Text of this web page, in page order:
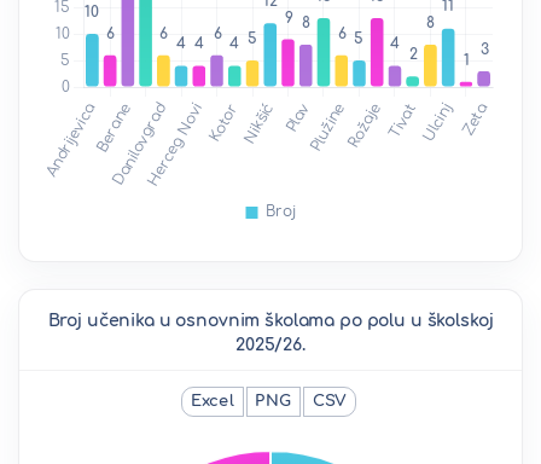
Broj učenika u osnovnim školama po polu u školskoj
2025/26.
Excel PNG CSV